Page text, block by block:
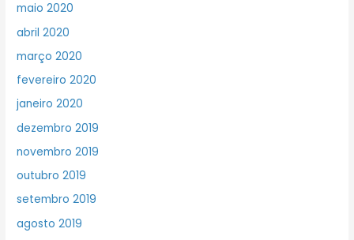
maio 2020
abril 2020
março 2020
fevereiro 2020
janeiro 2020
dezembro 2019
novembro 2019
outubro 2019
setembro 2019
agosto 2019